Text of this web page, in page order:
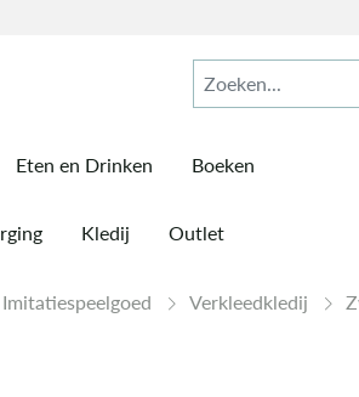
Eten en Drinken Boeken
Kledij Outlet
Imitatiespeelgoed Verkleedkledij